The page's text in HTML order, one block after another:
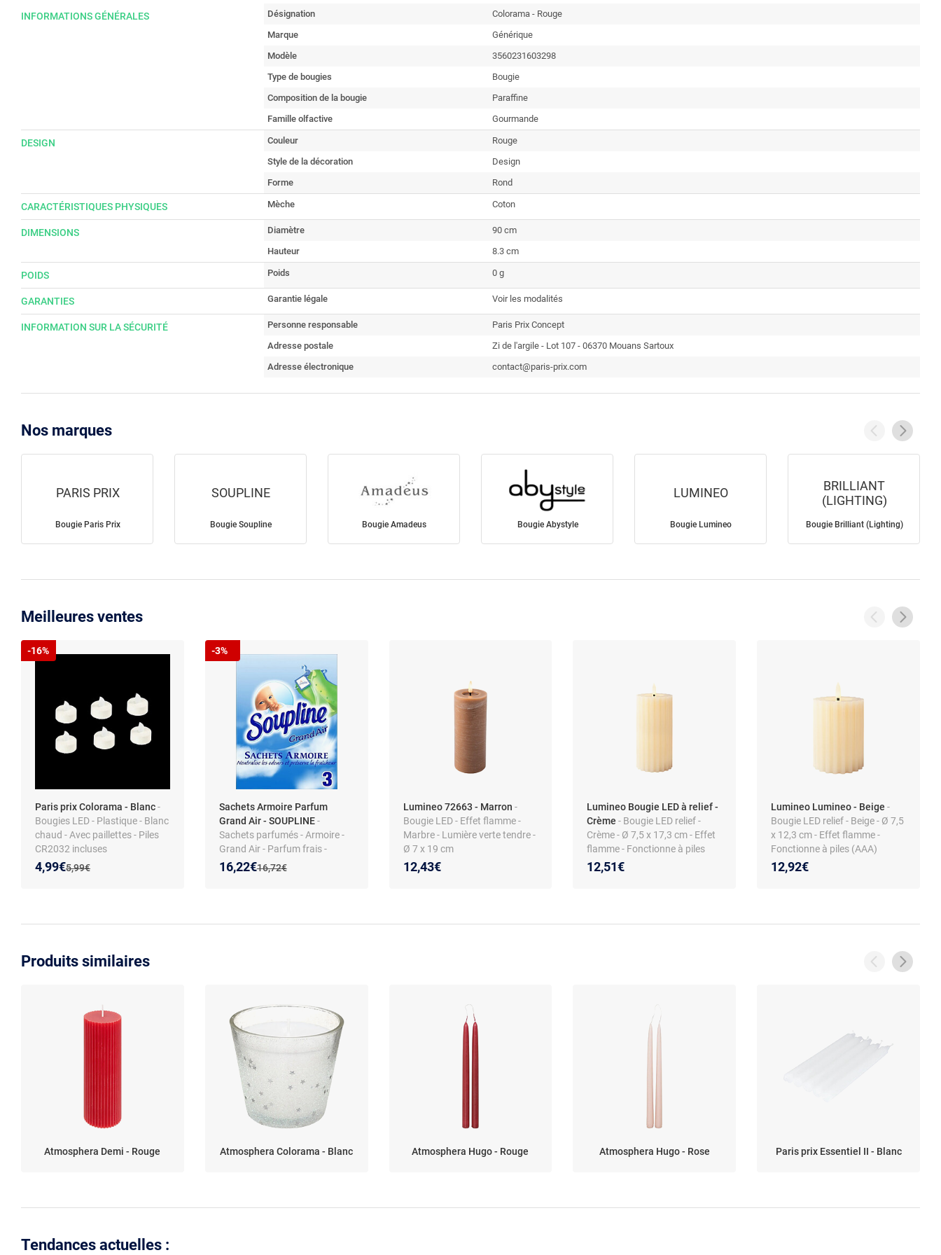
INFORMATIONS GÉNÉRALES Désignation
Colorama - Rouge
Marque
Générique
Modèle
3560231603298
Type de bougies
Bougie
Composition de la bougie
Paraffine
Famille olfactive
Gourmande
DESIGN Couleur
Rouge
Style de la décoration
Design
Forme
Rond
CARACTÉRISTIQUES PHYSIQUES Mèche Coton
DIMENSIONS Diamètre
90 cm
Hauteur
8.3 cm
POIDS Poids 0 g
GARANTIES Garantie légale Voir les modalités
INFORMATION SUR LA SÉCURITÉ Personne responsable
Paris Prix Concept
Adresse postale
Zi de l'argile - Lot 107 - 06370 Mouans Sartoux
Adresse électronique
contact@paris-prix.com
Nos marques
PARIS PRIX
Bougie Paris Prix
SOUPLINE
Bougie Soupline Bougie Amadeus Bougie Abystyle
LUMINEO
Bougie Lumineo
BRILLIANT
(LIGHTING)
Bougie Brilliant (Lighting)
Meilleures ventes
Paris prix Colorama - Blanc-
Bougies LED - Plastique - Blanc
chaud - Avec paillettes - Piles
CR2032 incluses
Ancien prix :
5,99€
Nouveau prix :
4,99€
Réduction de :
-16%
Sachets Armoire Parfum
Grand Air - SOUPLINE-
Sachets parfumés - Armoire -
Grand Air - Parfum frais -
Neutralisent odeurs
Ancien prix :
16,72€
Nouveau prix :
16,22€
Réduction de :
-3%
Lumineo 72663 - Marron -
Bougie LED - Effet flamme -
Marbre - Lumière verte tendre -
Ø 7 x 19 cm
12,43€
Lumineo Bougie LED à relief -
Crème- Bougie LED relief -
Crème - Ø 7,5 x 17,3 cm - Effet
flamme - Fonctionne à piles
(AAA)
12,51€
Lumineo Lumineo - Beige-
Bougie LED relief - Beige - Ø 7,5
x 12,3 cm - Effet flamme -
Fonctionne à piles (AAA)
12,92€
Produits similaires
Atmosphera Demi - Rouge Atmosphera Colorama - Blanc Atmosphera Hugo - Rouge Atmosphera Hugo - Rose Paris prix Essentiel II - Blanc
Tendances actuelles :